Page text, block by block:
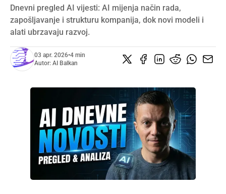
Dnevni pregled AI vijesti: AI mijenja način rada,
zapošljavanje i strukturu kompanija, dok novi modeli i
alati ubrzavaju razvoj.
03 apr. 2026•4 min
Autor: AI Balkan